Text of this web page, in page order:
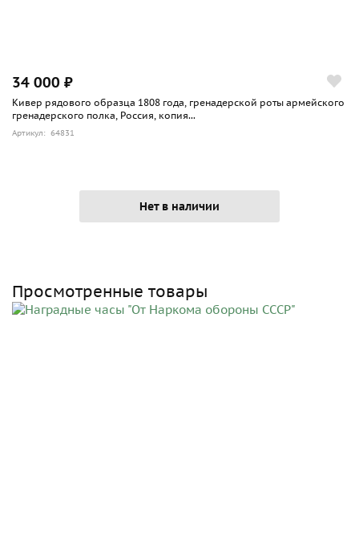
34 000 ₽
Кивер рядового образца 1808 года, гренадерской роты армейского
гренадерского полка, Россия, копия...
Артикул: 64831
Нет в наличии
Просмотренные товары